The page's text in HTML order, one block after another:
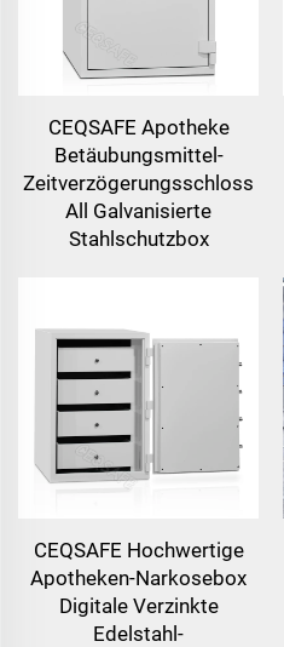
CEQSAFE Apotheke
Betäubungsmittel-
Zeitverzögerungsschloss
All Galvanisierte
Stahlschutzbox
CEQSAFE Hochwertige
Apotheken-Narkosebox
Digitale Verzinkte
Edelstahl-